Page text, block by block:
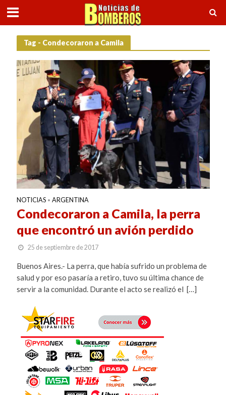
Tag - Condecoraron a Camila
NOTICIAS • ARGENTINA
Condecoraron a Camila, la perra
que encontró un avión perdido
25 de septiembre de 2017
Buenos Aires.- La perra, que había sufrido un problema de
salud y por eso pasaría a retiro, tuvo su última chance de
servir a la comunidad. Durante el acto se realizó el […]